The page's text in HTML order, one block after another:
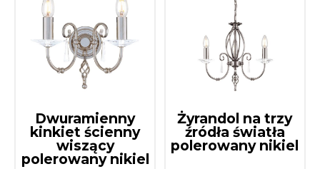
Dwuramienny
kinkiet ścienny
wiszący
polerowany nikiel
Żyrandol na trzy
źródła światła
polerowany nikiel